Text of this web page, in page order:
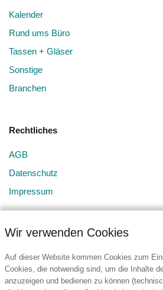
Kalender
Rund ums Büro
Tassen + Gläser
Sonstige
Branchen
Rechtliches
AGB
Datenschutz
Impressum
Wir verwenden Cookies
Auf dieser Website kommen Cookies zum
Cookies, die notwendig sind, um die Inhalte
anzuzeigen und bedienen zu können